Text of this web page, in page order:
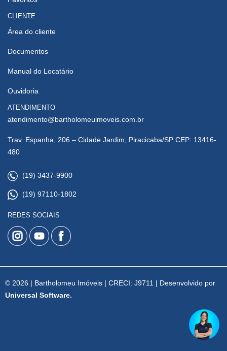
CLIENTE
Área do cliente
Documentos
Manual do Locatário
Ouvidoria
ATENDIMENTO
atendimento@bartholomeuimoveis.com.br
Trav. Espanha, 206 – Cidade Jardim, Piracicaba/SP CEP: 13416-
480
(19) 3437-9900
(19) 97110-1802
REDES SOCIAIS
© 2026 | Bartholomeu Imóveis | CRECI: J9711 | Desenvolvido por
Universal Software.